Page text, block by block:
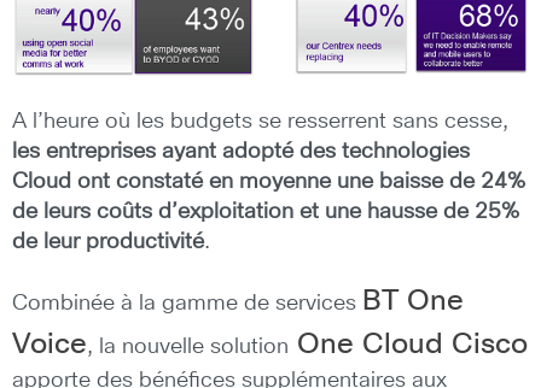
A l’heure où les budgets se resserrent sans cesse,
les entreprises ayant adopté des technologies
Cloud ont constaté en moyenne une baisse de 24%
de leurs coûts d’exploitation et une hausse de 25%
de leur productivité.
Combinée à la gamme de services BT One
Voice, la nouvelle solution One Cloud Cisco
apporte des bénéfices supplémentaires aux